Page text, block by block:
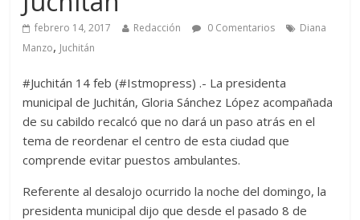
febrero 14, 2017 Redacción 0 Comentarios
Diana
Manzo, Juchitán
#Juchitán 14 feb (#Istmopress) .- La presidenta
municipal de Juchitán, Gloria Sánchez López acompañada
de su cabildo recalcó que no dará un paso atrás en el
tema de reordenar el centro de esta ciudad que
comprende evitar puestos ambulantes.
Referente al desalojo ocurrido la noche del domingo, la
presidenta municipal dijo que desde el pasado 8 de